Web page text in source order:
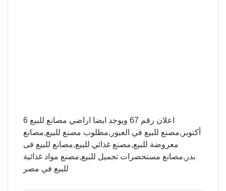
اعلان رقم 67 ويوجد ايضا اراضي مصانع للبيع 6
أكتوبر,مصنع للبيع في العبور,مطلوب مصنع للبيع,مصانع
معروضة للبيع,مصنع غذائي للبيع,مصانع للبيع فى
بدر,مصانع مستحضرات تجميل للبيع,مصنع مواد غذائية
للبيع في مصر